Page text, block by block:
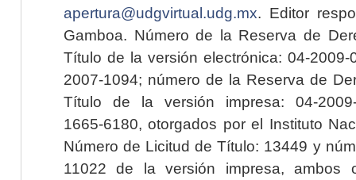
apertura@udgvirtual.udg.mx. Editor
Gamboa. Número de la Reserva de
Título de la versión electrónica: 04-2009-
2007-1094; número de la Reserva de
Título de la versión impresa: 04-2009-
1665-6180, otorgados por el Instituto
Número de Licitud de Título: 13449 y
11022 de la versión impresa, ambos